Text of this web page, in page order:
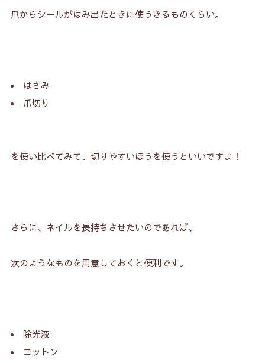
爪からシールがはみ出たときに使うきるものくらい。
はさみ
爪切り
を使い比べてみて、切りやすいほうを使うといいですよ！
さらに、ネイルを長持ちさせたいのであれば、
次のようなものを用意しておくと便利です。
除光液
コットン